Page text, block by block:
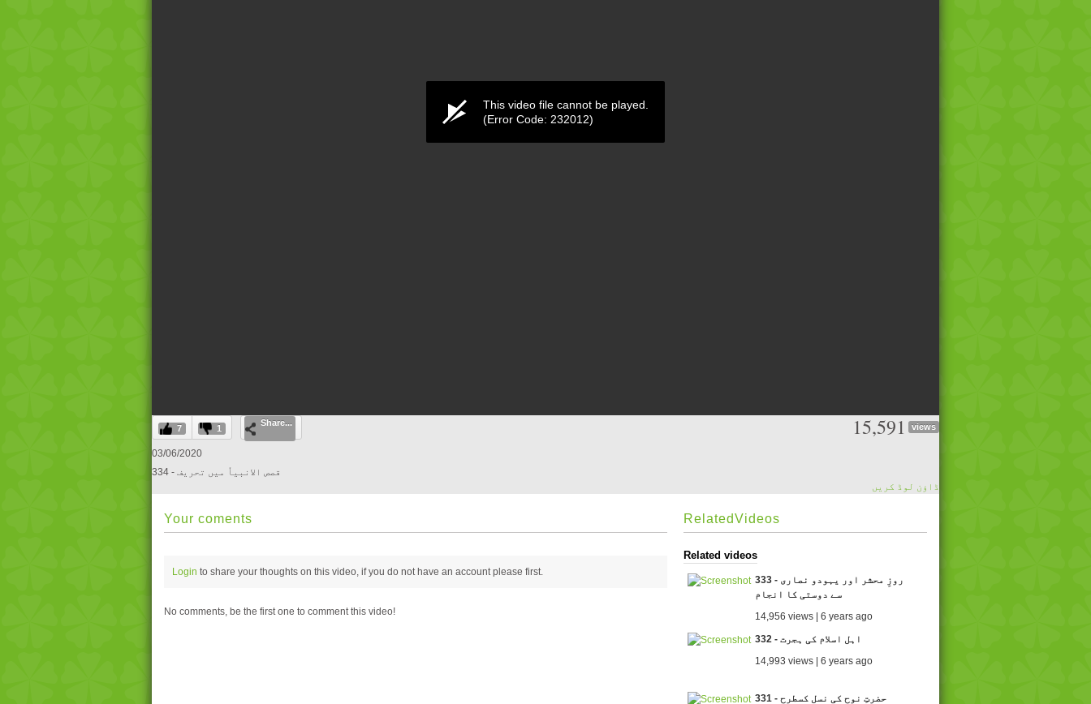
0
seconds
of
0
Volume
0%
This video file cannot be played.
(Error Code: 232012)
7 1
Share... 15,591 views
03/06/2020
334 - قصص الانبیاٗ میں تحریف
ڈاؤن لوڈ کریں
Your coments
Login to share your thoughts on this video, if you do not have an account please first.
No comments, be the first one to comment this video!
RelatedVideos
Related videos
333 - روزِ محشر اور یہودو نصاری
سے دوستی کا انجام
14,956 views | 6 years ago
332 - اہل اسلام کی ہجرت
14,993 views | 6 years ago
331 - حضرتِ نوح کی نسل کسطرح